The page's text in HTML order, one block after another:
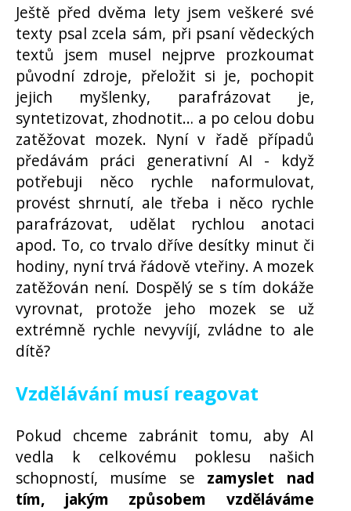
Ještě před dvěma lety jsem veškeré své
texty psal zcela sám, při psaní vědeckých
textů jsem musel nejprve prozkoumat
původní zdroje, přeložit si je, pochopit
jejich myšlenky, parafrázovat je,
syntetizovat, zhodnotit… a po celou dobu
zatěžovat mozek. Nyní v řadě případů
předávám práci generativní AI - když
potřebuji něco rychle naformulovat,
provést shrnutí, ale třeba i něco rychle
parafrázovat, udělat rychlou anotaci
apod. To, co trvalo dříve desítky minut či
hodiny, nyní trvá řádově vteřiny. A mozek
zatěžován není. Dospělý se s tím dokáže
vyrovnat, protože jeho mozek se už
extrémně rychle nevyvíjí, zvládne to ale
dítě?
Vzdělávání musí reagovat
Pokud chceme zabránit tomu, aby AI
vedla k celkovému poklesu našich
schopností, musíme se zamyslet nad
tím, jakým způsobem vzděláváme